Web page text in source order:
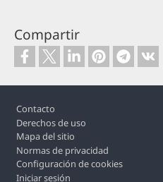
Compartir
Footer
Contacto
Derechos de uso
Mapa del sitio
Normas de privacidad
Configuración de cookies
Iniciar sesión